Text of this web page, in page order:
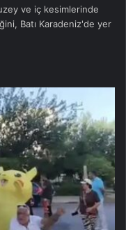
ve iç kesimlerinde
Batı Karadeniz'de yer